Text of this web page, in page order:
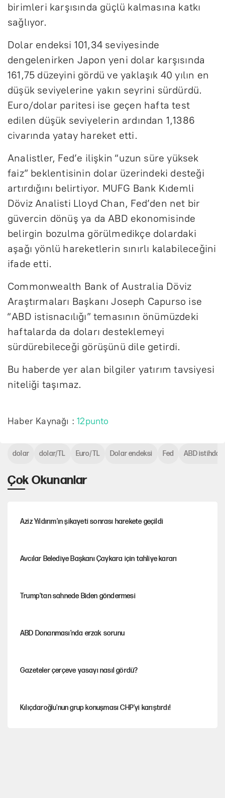
birimleri karşısında güçlü kalmasına katkı
sağlıyor.
Dolar endeksi 101,34 seviyesinde
dengelenirken Japon yeni dolar karşısında
161,75 düzeyini gördü ve yaklaşık 40 yılın en
düşük seviyelerine yakın seyrini sürdürdü.
Euro/dolar paritesi ise geçen hafta test
edilen düşük seviyelerin ardından 1,1386
civarında yatay hareket etti.
Analistler, Fed’e ilişkin “uzun süre yüksek
faiz” beklentisinin dolar üzerindeki desteği
artırdığını belirtiyor. MUFG Bank Kıdemli
Döviz Analisti Lloyd Chan, Fed’den net bir
güvercin dönüş ya da ABD ekonomisinde
belirgin bozulma görülmedikçe dolardaki
aşağı yönlü hareketlerin sınırlı kalabileceğini
ifade etti.
Commonwealth Bank of Australia Döviz
Araştırmaları Başkanı Joseph Capurso ise
“ABD istisnacılığı” temasının önümüzdeki
haftalarda da doları desteklemeyi
sürdürebileceği görüşünü dile getirdi.
Bu haberde yer alan bilgiler yatırım tavsiyesi
niteliği taşımaz.
Haber Kaynağı :12punto
Çok Okunanlar
Aziz Yıldırım’ın şikayeti sonrası harekete geçildi
Avcılar Belediye Başkanı Çaykara için tahliye kararı
Trump’tan sahnede Biden göndermesi
ABD Donanması’nda erzak sorunu
Gazeteler çerçeve yasayı nasıl gördü?
Kılıçdaroğlu'nun grup konuşması CHP'yi karıştırdı!
dolar dolar/TL Euro/TL Dolar endeksi Fed ABD